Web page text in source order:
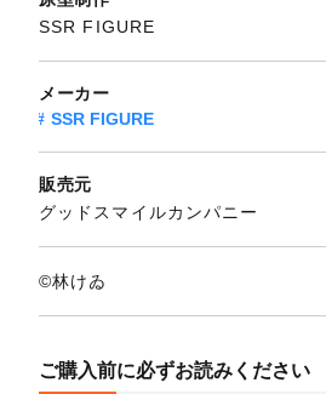
SSR FIGURE
メーカー
SSR FIGURE
販売元
グッドスマイルカンパニー
©林けゐ
ご購入前に必ずお読みください